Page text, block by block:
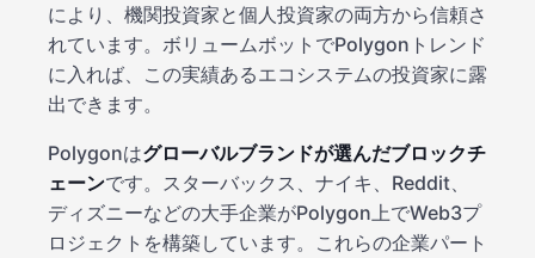
により、機関投資家と個人投資家の両方から信頼さ
れています。ボリュームボットでPolygonトレンド
に入れば、この実績あるエコシステムの投資家に露
出できます。
Polygonはグローバルブランドが選んだブロックチ
ェーンです。スターバックス、ナイキ、Reddit、
ディズニーなどの大手企業がPolygon上でWeb3プ
ロジェクトを構築しています。これらの企業パート